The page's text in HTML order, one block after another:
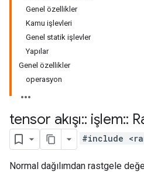
Genel özellikler
Kamu işlevleri
Genel statik işlevler
Yapılar
Genel özellikler
operasyon
tensor akışı:: işlem::
#include
Normal dağılımdan rastgele